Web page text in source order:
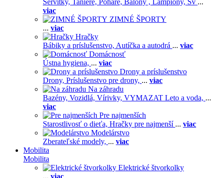
Servítky, Taniere, Poháre, Balóny , Lampióny, Sv ...
viac
ZIMNÉ ŠPORTY
... viac
Hračky
Bábiky a príslušenstvo, Autíčka a autodrá ... viac
Domácnosť
Ústna hygiena, ... viac
Drony a príslušenstvo
Drony, Príslušenstvo pre drony, ... viac
Na záhradu
Bazény, Vozidlá, Vírivky, VYMAZAT Leto a voda, ...
viac
Pre najmenších
Starostlivosť o dieťa, Hračky pre najmenší ... viac
Modelárstvo
Zberateľské modely, ... viac
Mobilita
Mobilita
Elektrické štvorkolky
... viac